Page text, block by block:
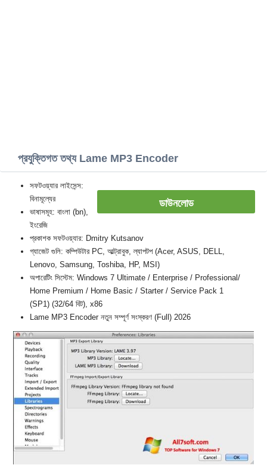
প্রযুক্তিগত তথ্য Lame MP3 Encoder
ডাউনলোড
সফটওয়্যার লাইসেন্স:
বিনামূল্যের
ভাষাসমূহ: বাংলা (bn),
ইংরেজি
প্রকাশক সফটওয়্যার: Dmitry Kutsanov
গ্যাজেট গুলি: কম্পিউটার PC, আল্ট্রাবুক, ল্যাপটপ (Acer, ASUS, DELL,
Lenovo, Samsung, Toshiba, HP, MSI)
অপারেটিং সিস্টেম: Windows 7 Ultimate / Enterprise / Professional/
Home Premium / Home Basic / Starter / Service Pack 1
(SP1) (32/64 বিট), x86
Lame MP3 Encoder নতুন সম্পূর্ণ সংস্করণ (Full) 2026